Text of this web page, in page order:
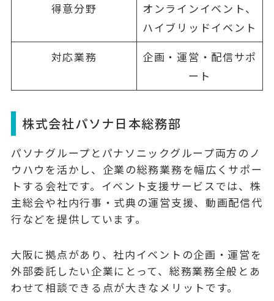
得意分野
オンラインイベント、
ハイブリッドイベント
対応業務
企画・運営・配信サポ
ート
株式会社パソナ日本総務部
パソナグループとパナソニックグループ両方のノ
ウハウを活かし、 企業の総務業務を幅広くサポー
ト する会社です。イベント支援サービスでは、株
主総会や社内行事・式典の運営支援、動画配信代
行などを提供しています。
大阪に拠点があり、社内イベントの企画・運営を
外部委託したい企業にとって、総務業務全般とあ
わせて相談できる点が大きなメリットです。